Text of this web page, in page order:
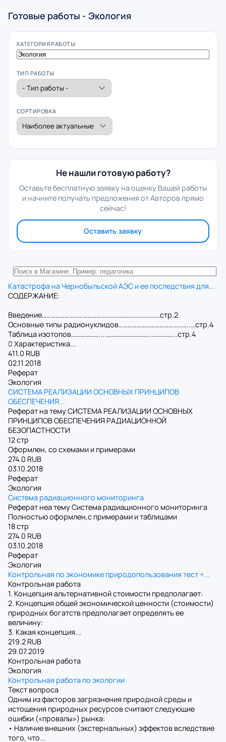
Готовые работы - Экология
КАТЕГОРИЯ РАБОТЫ
ТИП РАБОТЫ
СОРТИРОВКА
Не нашли готовую работу?
Оставьте бесплатную заявку на оценку Вашей работы
и начните получать предложения от Авторов прямо
сейчас!
Оставить заявку
Катастрофа на Чернобыльской АЭС и ее последствия для...
СОДЕРЖАНИЕ:
Введение……………………………………………………………………стр.2
Основные типы радионуклидов………………………………………..…стр.4
Таблица изотопов………………....………………………...…………...стр.4
 Характеристика...
411.0 RUB
02.11.2018
Реферат
Экология
СИСТЕМА РЕАЛИЗАЦИИ ОСНОВНЫХ ПРИНЦИПОВ
ОБЕСПЕЧЕНИЯ...
Реферат на тему СИСТЕМА РЕАЛИЗАЦИИ ОСНОВНЫХ
ПРИНЦИПОВ ОБЕСПЕЧЕНИЯ РАДИАЦИОННОЙ
БЕЗОПАСТНОСТИ
12 стр
Оформлен, со схемами и примерами
274.0 RUB
03.10.2018
Реферат
Экология
Система радиационного мониторинга
Реферат неа тему Система радиационного мониторинга
Полностью оформлен,с примерами и таблицами
18 стр
274.0 RUB
03.10.2018
Реферат
Экология
Контрольная по экономике природопользования тест +...
Контрольная работа
1. Концепция альтернативной стоимости предполагает:
2. Концепция общей экономической ценности (стоимости)
природных богатств предполагает определять ее
величину:
3. Какая концепция...
219.2 RUB
29.07.2019
Контрольная работа
Экология
Контрольная работа по экологии
Текст вопроса
Одним из факторов загрязнения природной среды и
истощения природных ресурсов считают следующие
ошибки («провалы») рынка:
• Наличие внешних (экстернальных) эффектов вследствие
того, что...